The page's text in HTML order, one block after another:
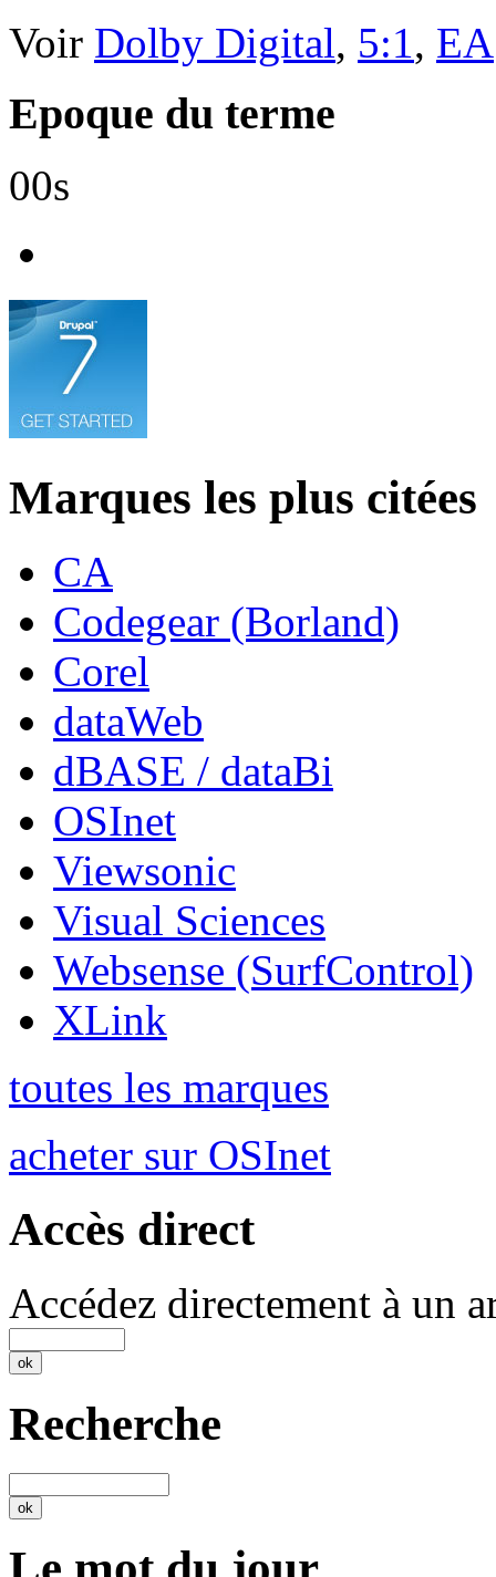
Voir Dolby Digital, 5:1, EA
Epoque du terme
00s
Marques les plus citées
CA
Codegear (Borland)
Corel
dataWeb
dBASE / dataBi
OSInet
Viewsonic
Visual Sciences
Websense (SurfControl)
XLink
toutes les marques
acheter sur OSInet
Accès direct
Accédez directement à un
Recherche